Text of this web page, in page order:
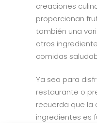
creaciones
proporcionan
también una
otros
comidas
Ya sea para
restaurante o
recuerda que la
ingredientes es